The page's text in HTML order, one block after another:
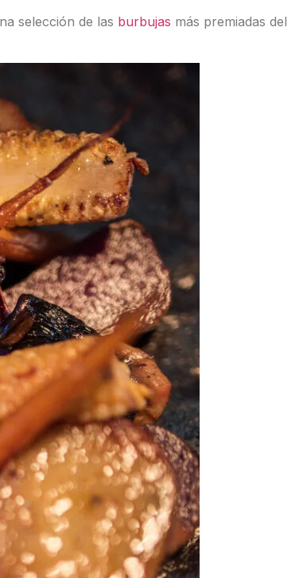
selección de las burbujas más premiadas del